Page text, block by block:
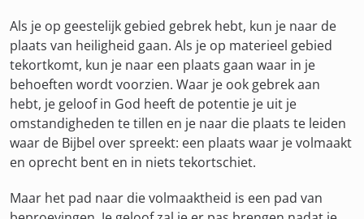
Als je op geestelijk gebied gebrek hebt, kun je naar de
plaats van heiligheid gaan. Als je op materieel gebied
tekortkomt, kun je naar een plaats gaan waar in je
behoeften wordt voorzien. Waar je ook gebrek aan
hebt, je geloof in God heeft de potentie je uit je
omstandigheden te tillen en je naar die plaats te leiden
waar de Bijbel over spreekt: een plaats waar je volmaakt
en oprecht bent en in niets tekortschiet.
Maar het pad naar die volmaaktheid is een pad van